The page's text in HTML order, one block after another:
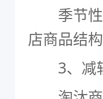
季节性
店商品结
3、减